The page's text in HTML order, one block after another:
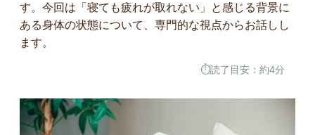
スポーツによるけが
骨粗鬆症・骨密度でお悩みの方へ
す。今回は「寝ても疲れが取れない」と感じる背景に
ある身体の状態について、専門的な視点からお話しし
ます。
⏱読了目安：約4分